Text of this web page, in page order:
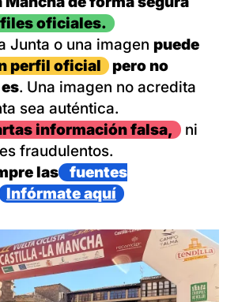
oficiales.
Junta o una imagen puede
perfil oficial
pero no
. Una imagen no acredita
sea auténtica.
información falsa,
ni
fraudulentos.
las
fuentes
Infórmate aquí